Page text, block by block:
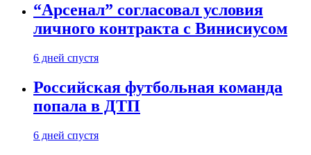
“Арсенал” согласовал условия
личного контракта с Винисиусом
6 дней спустя
Российская футбольная команда
попала в ДТП
6 дней спустя